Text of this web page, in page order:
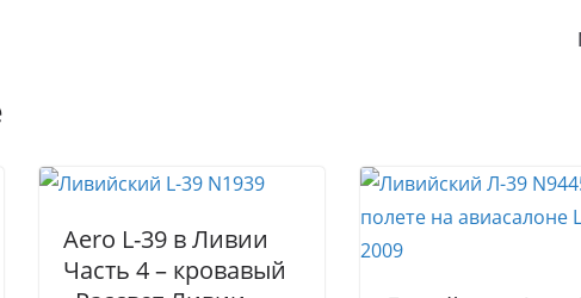
Aero L-39 в Ливии
Часть 4 – кровавый